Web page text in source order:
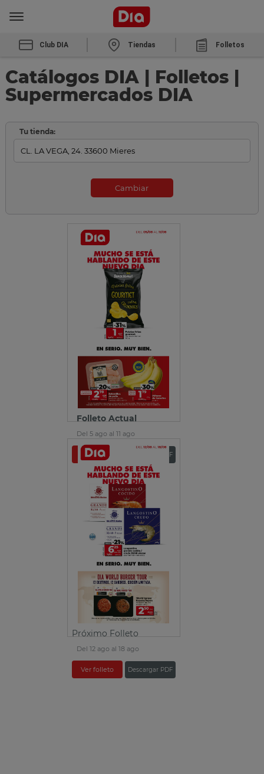
Club DIA Tiendas Folletos
Catálogos DIA | Folletos |
Supermercados DIA
Tu tienda:
Cambiar
Folleto Actual
Del 5 ago al 11 ago
Ver folleto Descargar PDF
Próximo Folleto
Del 12 ago al 18 ago
Ver folleto Descargar PDF